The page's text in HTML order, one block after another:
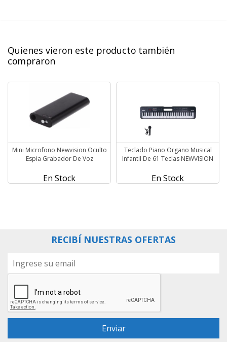
Quienes vieron este producto también
compraron
Mini Microfono Newvision Oculto
Espia Grabador De Voz
En Stock
Teclado Piano Organo Musical
Infantil De 61 Teclas NEWVISION
En Stock
RECIBÍ NUESTRAS OFERTAS